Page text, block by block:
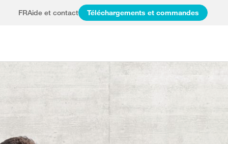
FRAide et contact Téléchargements et commandes